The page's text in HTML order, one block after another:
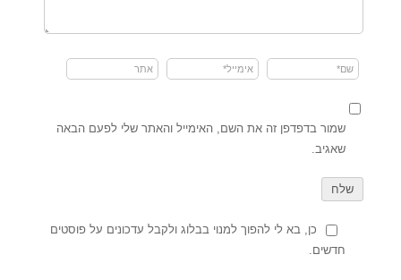
שמור בדפדפן זה את השם, האימייל והאתר שלי לפעם הבאה
שאגיב.
כן, בא לי להפוך למנוי בבלוג ולקבל עדכונים על פוסטים
חדשים.